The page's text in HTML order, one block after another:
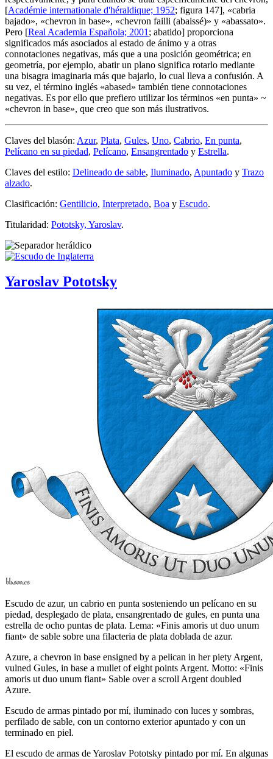
[Académie internationale d'héraldique; 1952; figura 147], «cabria
bajado», «chevron in base», «chevron failli (abaissé)» y «abassato».
Pero [Real Academia Española; 2001 ; abatido] proporciona
significados más asociados al estado de ánimo y a otras
connotaciones negativas, más que a una posición geométrica; en
geometría, por ejemplo, abatir un plano significa rotarlo mediante
una bisagra imaginaria más que bajarlo, lo cual lleva a confusión. A
su vez, el término inglés «abased» también tiene connotaciones
negativas. Es por ello que prefiero utilizar los términos «en punta» ~
«chevron in base», que creo que son más ilustrativos.
Claves del blasón: Azur, Plata, Gules, Uno, Cabrio, En punta,
Pelícano en su piedad, Pelícano, Ensangrentado y Estrella.
Claves del estilo: Delineado de sable, Iluminado, Apuntado y Trazo
alzado.
Clasificación: Gentilicio, Interpretado, Boa y Escudo.
Titularidad: Pototsky, Yaroslav.
Yaroslav Pototsky
Escudo de azur, un cabrio en punta sosteniendo un pelícano en su
piedad, desplegado de plata, ensangrentado de gules, en punta una
estrella de ocho puntas de plata. Lema: «Finis amoris ut duo unum
fiant» de sable sobre una filacteria de plata doblada de azur.
Azure, a chevron in base ensigned by a pelican in her piety Argent,
vulned Gules, in base a mullet of eight points Argent. Motto: «Finis
amoris ut duo unum fiant» Sable over a scroll Argent doubled
Azure.
Escudo de armas pintado por mí, iluminado con luces y sombras,
perfilado de sable, con un contorno exterior apuntado y con un
terminado en piel.
El escudo de armas de Yaroslav Pototsky pintado por mí. En algunas